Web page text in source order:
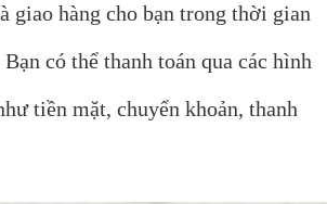
giao hàng cho bạn trong thời gian
có thể thanh toán qua các hình
tiền mặt, chuyển khoản, thanh